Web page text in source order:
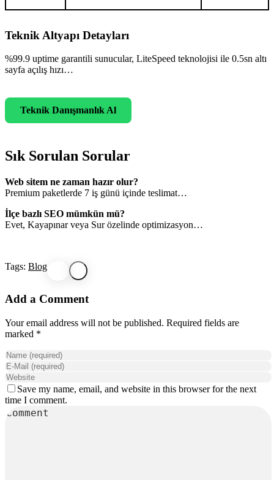
Teknik Altyapı Detayları
%99.9 uptime garantili sunucular, LiteSpeed teknolojisi ile 0.5sn altı
sayfa açılış hızı…
Teknik Danışmanlık Al
Sık Sorulan Sorular
Web sitem ne zaman hazır olur?
Premium paketlerde 7 iş günü içinde teslimat…
İlçe bazlı SEO mümkün mü?
Evet, Kayapınar veya Sur özelinde optimizasyon…
Tags: Blog
Add a Comment
Your email address will not be published. Required fields are
marked *
Save my name, email, and website in this browser for the next
time I comment.